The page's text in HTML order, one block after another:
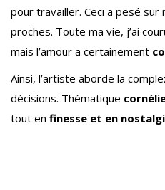
pour travailler. Ceci a pesé sur
proches. Toute ma vie, j’ai
mais l’amour a certainement
Ainsi, l’artiste aborde la
décisions. Thématique
tout en finesse et en